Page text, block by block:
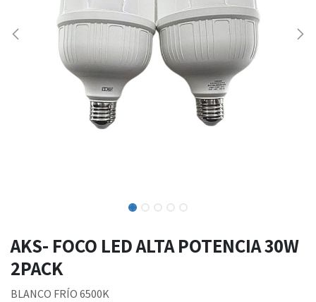
AKS- FOCO LED ALTA POTENCIA 30W
2PACK
BLANCO FRÍO 6500K